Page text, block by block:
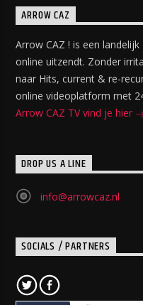
ARROW CAZ
Arrow CAZ ! is een
online uitzendt. Zonder
naar Hits, current & re-
online videoplatform met
Arrow CAZ TV vind je hier
DROP US A LINE
info@arrowcaz.nl
SOCIALS / PARTNERS